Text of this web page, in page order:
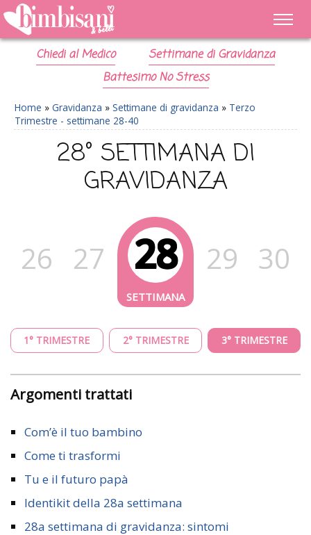
Chiedi al Medico
Settimane di Gravidanza
Battesimo No Stress
Home » Gravidanza » Settimane di gravidanza » Terzo
Trimestre - settimane 28-40
28° SETTIMANA DI
GRAVIDANZA
26 27 28 29 30
1° TRIMESTRE 2° TRIMESTRE 3° TRIMESTRE
Argomenti trattati
Com’è il tuo bambino
Come ti trasformi
Tu e il futuro papà
Identikit della 28a settimana
28a settimana di gravidanza: sintomi